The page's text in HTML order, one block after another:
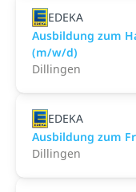
EDEKA
Ausbildung zum
(m/w/d)
Dillingen
EDEKA
Ausbildung zum
Dillingen